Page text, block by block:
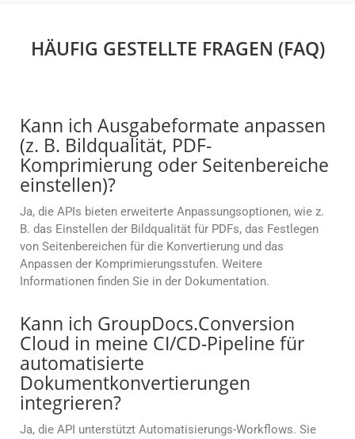
HÄUFIG GESTELLTE FRAGEN (FAQ)
Kann ich Ausgabeformate anpassen
(z. B. Bildqualität, PDF-
Komprimierung oder Seitenbereiche
einstellen)?
Ja, die APIs bieten erweiterte Anpassungsoptionen, wie z.
B. das Einstellen der Bildqualität für PDFs, das Festlegen
von Seitenbereichen für die Konvertierung und das
Anpassen der Komprimierungsstufen. Weitere
Informationen finden Sie in der Dokumentation.
Kann ich GroupDocs.Conversion
Cloud in meine CI/CD-Pipeline für
automatisierte
Dokumentkonvertierungen
integrieren?
Ja, die API unterstützt Automatisierungs-Workflows. Sie